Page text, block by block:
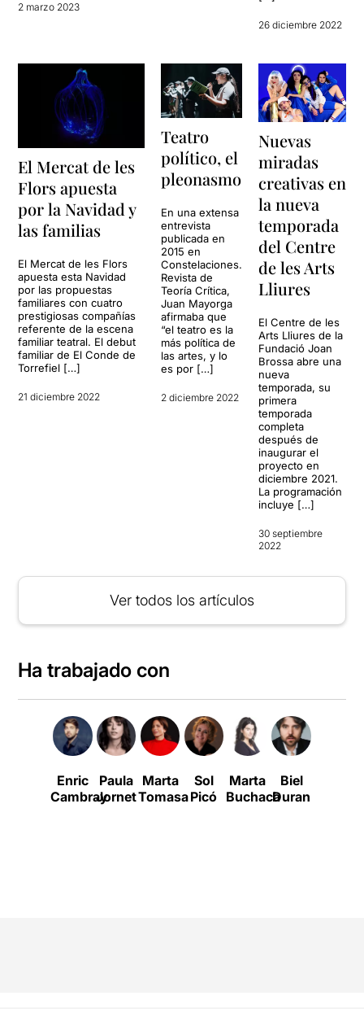
2 marzo 2023
26 diciembre 2022
El Mercat de les
Flors apuesta
por la Navidad y
las familias
El Mercat de les Flors
apuesta esta Navidad
por las propuestas
familiares con cuatro
prestigiosas compañías
referente de la escena
familiar teatral. El debut
familiar de El Conde de
Torrefiel […]
21 diciembre 2022
Teatro
político, el
pleonasmo
En una extensa
entrevista
publicada en
2015 en
Constelaciones.
Revista de
Teoría Crítica,
Juan Mayorga
afirmaba que
“el teatro es la
más política de
las artes, y lo
es por […]
2 diciembre 2022
Nuevas
miradas
creativas en
la nueva
temporada
del Centre
de les Arts
Lliures
El Centre de les
Arts Lliures de la
Fundació Joan
Brossa abre una
nueva
temporada, su
primera
temporada
completa
después de
inaugurar el
proyecto en
diciembre 2021.
La programación
incluye […]
30 septiembre
2022
Ver todos los artículos
Ha trabajado con
Enric
Cambray
Paula
Jornet
Marta
Tomasa
Sol
Picó
Marta
Buchaca
Biel
Duran